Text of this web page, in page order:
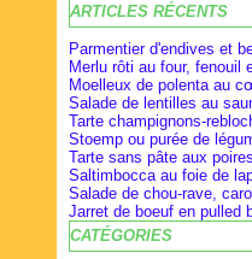
Février(9)
Janvier(8)
Février(16)
Janvier(18)
Avril(28)
Mars(27)
ARTICLES RÉCENTS
Parmentier d'endives et
Merlu rôti au four, fenouil
Moelleux de polenta au
Salade de lentilles au
Tarte champignons-
Stoemp ou purée de
Tarte sans pâte aux
Saltimbocca au foie de
Salade de chou-rave,
Jarret de boeuf en pulled
CATÉGORIES